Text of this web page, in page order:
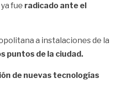
fue radicado ante el
a instalaciones de la
puntos de la ciudad.
de nuevas tecnologías